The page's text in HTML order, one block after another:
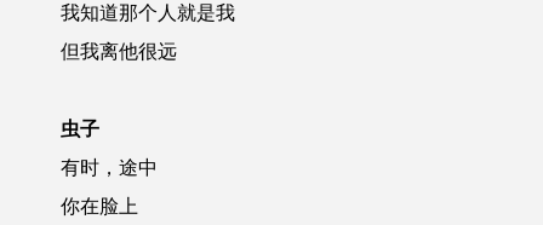
我知道那个人就是我
但我离他很远
虫子
有时，途中
你在脸上